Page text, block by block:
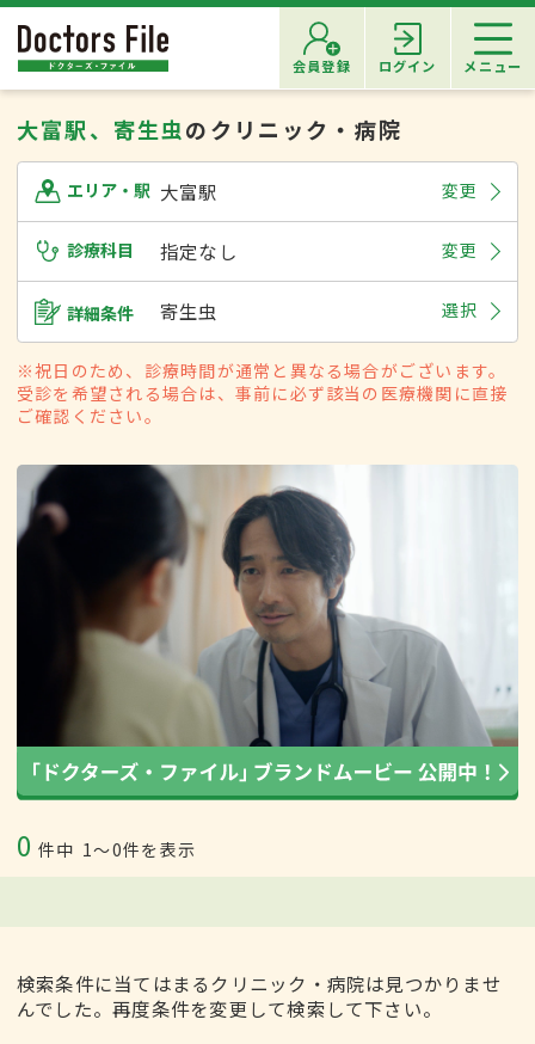
会員登録 ログイン メニュー
大富駅、寄生虫のクリニック・病院
エリア・駅 大富駅 変更
診療科目 指定なし 変更
詳細条件 寄生虫 選択
※祝日のため、診療時間が通常と異なる場合がございます。
受診を希望される場合は、事前に必ず該当の医療機関に直接
ご確認ください。
0 件中 1〜0件を表示
検索条件に当てはまるクリニック・病院は見つかりませ
んでした。再度条件を変更して検索して下さい。